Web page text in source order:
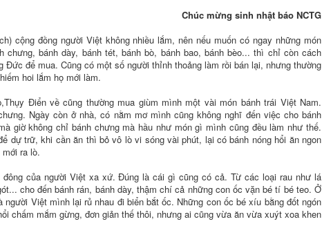
Chúc mừng sinh nhật báo NCTG
cộng đồng người Việt không nhiều lắm, nên nếu muốn có ngay những món
chưng, bánh dày, bánh tét, bánh bò, bánh bao, bánh bèo... thì chỉ còn cách
Đức để mua. Cũng có một số người thỉnh thoảng làm rồi bán lại, nhưng thường
hoi lắm họ mới làm.
Điển về cũng thường mua giùm mình một vài món bánh trái Việt Nam.
Ngày còn ở nhà, có nằm mơ mình cũng không nghĩ đến việc cho bánh
giờ không chỉ bánh chưng mà hầu như món gì mình cũng đều làm như thế.
dự trữ, khi cần ăn thì bỏ vô lò vi sóng vài phút, lại có bánh nóng hổi ăn ngon
ra lò.
của người Việt xa xứ. Đúng là cái gì cũng có cả. Từ các loại rau như lá
cho đến bánh rán, bánh dày, thậm chí cả những con ốc vặn bé tí bé teo. Ở
người Việt mình lại rủ nhau đi biển bắt ốc. Những con ốc bé xíu bằng đốt ngón
chấm mắm gừng, đơn giản thế thôi, nhưng ai cũng vừa ăn vừa xuýt xoa khen